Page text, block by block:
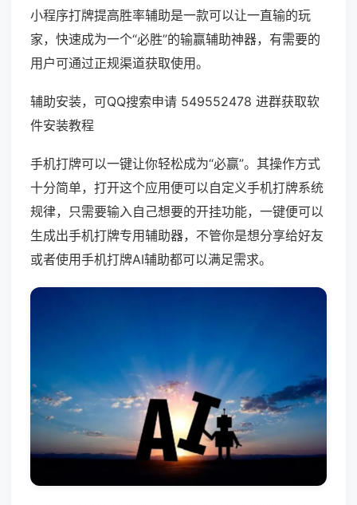
小程序打牌提高胜率辅助是一款可以让一直输的玩
家，快速成为一个“必胜”的输赢辅助神器，有需要的
用户可通过正规渠道获取使用。
辅助安装，可QQ搜索申请 549552478 进群获取软
件安装教程
手机打牌可以一键让你轻松成为“必赢”。其操作方式
十分简单，打开这个应用便可以自定义手机打牌系统
规律，只需要输入自己想要的开挂功能，一键便可以
生成出手机打牌专用辅助器，不管你是想分享给好友
或者使用手机打牌AI辅助都可以满足需求。